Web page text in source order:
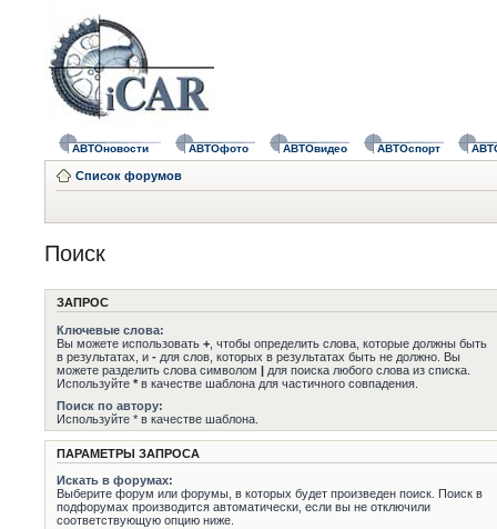
АВТОновости АВТОфото АВТОвидео АВТОспорт
Список форумов
Поиск
ЗАПРОС
Ключевые слова:
Вы можете использовать + , чтобы определить слова, которые должны быть
в результатах, и - для слов, которых в результатах быть не должно. Вы
можете разделить слова символом | для поиска любого слова из списка.
Используйте * в качестве шаблона для частичного совпадения.
Поиск по автору:
Используйте * в качестве шаблона.
ПАРАМЕТРЫ ЗАПРОСА
Искать в форумах:
Выберите форум или форумы, в которых будет произведен поиск. Поиск в
подфорумах производится автоматически, если вы не отключили
соответствующую опцию ниже.